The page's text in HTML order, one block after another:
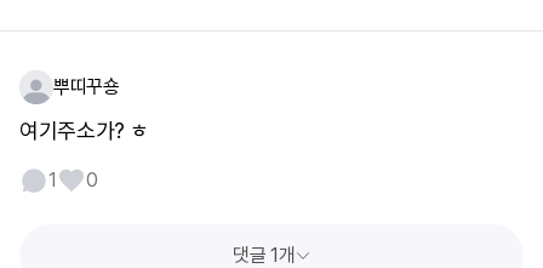
뿌띠꾸숑
여기주소가? ㅎ
1 0
댓글 1개